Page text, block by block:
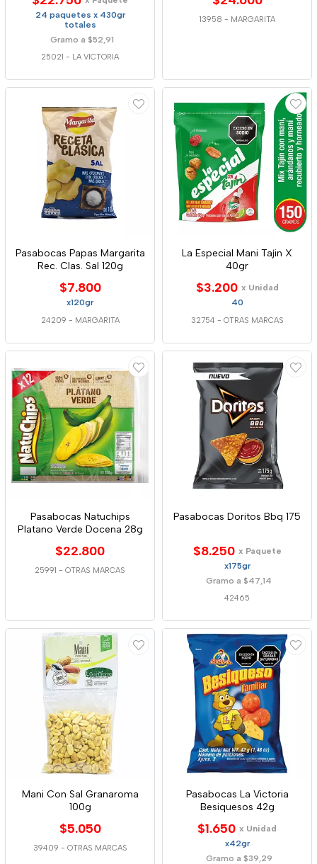
24 paquetes x 430gr
totales
Gramo a $52,91
25021 - LA VICTORIA
13958 - MARGARITA
Pasabocas Papas Margarita
Rec. Clas. Sal 120g
$7.800
x120gr
24209 - MARGARITA
La Especial Mani Tajin X
40gr
$3.200 x Unidad
40
32754 - OTRAS MARCAS
Pasabocas Natuchips
Platano Verde Docena 28g
$22.800
25991 - OTRAS MARCAS
Pasabocas Doritos Bbq 175
$8.250 x Paquete
x175gr
Gramo a $47,14
42465
Mani Con Sal Granaroma
100g
$5.050
39409 - OTRAS MARCAS
Pasabocas La Victoria
Besiquesos 42g
$1.650 x Unidad
x42gr
Gramo a $39,29